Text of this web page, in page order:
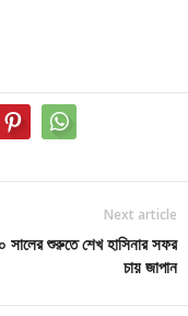
Next article
সালের শুরুতে শেখ হাসিনার সফর
চায় জাপান